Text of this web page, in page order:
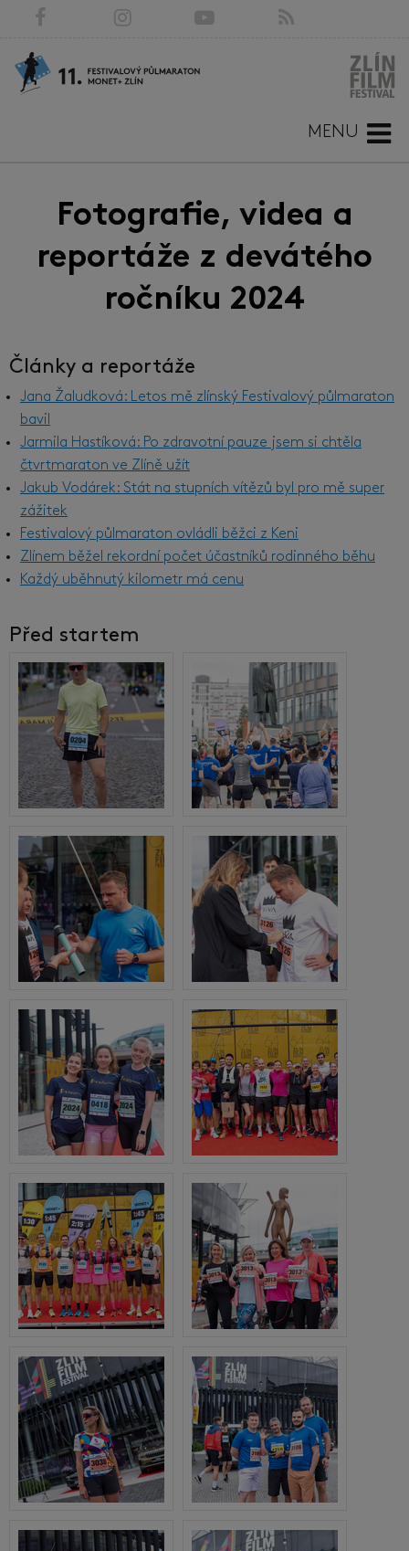
MENU
Fotografie, videa a
reportáže z devátého
ročníku 2024
Články a reportáže
Jana Žaludková: Letos mě zlínský Festivalový půlmaraton
bavil
Jarmila Hastíková: Po zdravotní pauze jsem si chtěla
čtvrtmaraton ve Zlíně užít
Jakub Vodárek: Stát na stupních vítězů byl pro mě super
zážitek
Festivalový půlmaraton ovládli běžci z Keni
Zlínem běžel rekordní počet účastníků rodinného běhu
Každý uběhnutý kilometr má cenu
Před startem